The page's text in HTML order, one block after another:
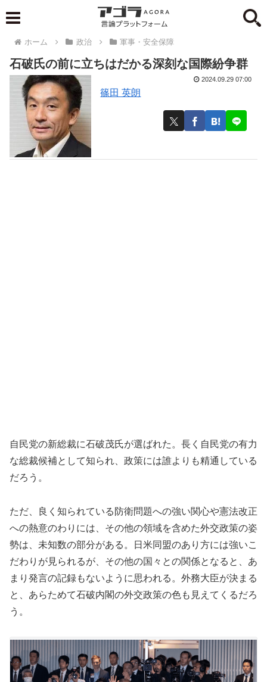
ホーム 政治 軍事・安全保障
石破氏の前に立ちはだかる深刻な国際紛争群
篠田 英朗
2024.09.29 07:00
自民党の新総裁に石破茂氏が選ばれた。長く自民党の有力
な総裁候補として知られ、政策には誰よりも精通している
だろう。
ただ、良く知られている防衛問題への強い関心や憲法改正
への熱意のわりには、その他の領域を含めた外交政策の姿
勢は、未知数の部分がある。日米同盟のあり方には強いこ
だわりが見られるが、その他の国々との関係となると、あ
まり発言の記録もないように思われる。外務大臣が決まる
と、あらためて石破内閣の外交政策の色も見えてくるだろ
う。